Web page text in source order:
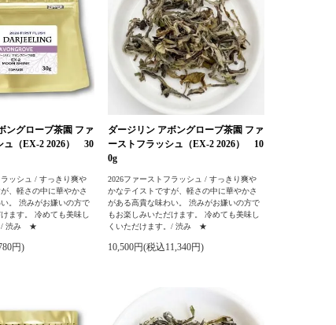
ングローブ茶園 ファ
ュ（EX-2 2026） 30
ッシュ / すっきり爽や
、軽さの中に華やかさ
。 渋みがお嫌いの方で
ます。 冷めても美味し
/ 渋み ★
円)
ダージリン アボングローブ茶園 ファ
ーストフラッシュ（EX-2 2026） 10
0g
2026ファーストフラッシュ / すっきり爽や
かなテイストですが、軽さの中に華やかさ
がある高貴な味わい。 渋みがお嫌いの方で
もお楽しみいただけます。 冷めても美味し
くいただけます。/ 渋み ★
10,500円(税込11,340円)